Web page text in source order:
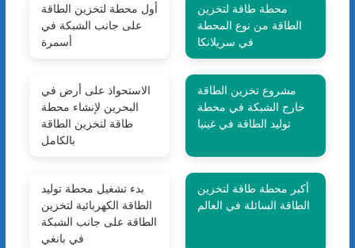
أول محطة لتخزين الطاقة
على جانب الشبكة في
أسمرة
محطة طاقة لتخزين
الطاقة من نوع المحطة
في سريلانكا
الاستحواذ على أرض في
البحرين لإنشاء محطة
طاقة لتخزين الطاقة
بالكامل
مشروع تخزين الطاقة
خارج الشبكة في محطة
توليد الطاقة في غينيا
بدء تشغيل محطة توليد
الطاقة الكهربائية لتخزين
الطاقة على جانب الشبكة
في بانغي
أكبر محطة طاقة لتخزين
الطاقة السائلة في العالم